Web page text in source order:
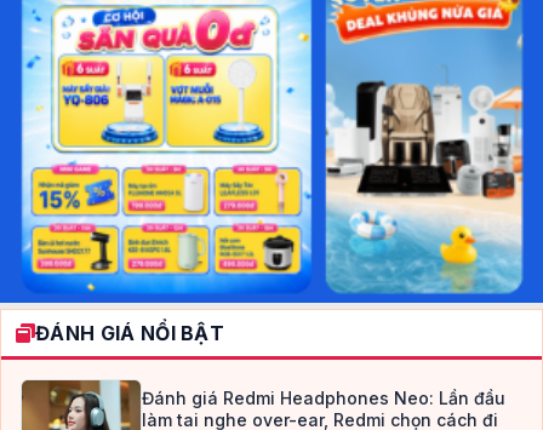
ĐÁNH GIÁ NỔI BẬT
Đánh giá Redmi Headphones Neo: Lần đầu
làm tai nghe over-ear, Redmi chọn cách đi